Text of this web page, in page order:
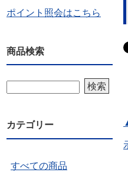
ポイント照会はこちら
商品検索
検索
カテゴリー
すべての商品